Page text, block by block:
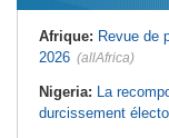
revendique un
financier du fonds
nature - Le procureur du
Pikine-Guédiawaye
de l'ordonnance de non-
Afrique: Revue de
2026 (allAfrica)
Nigeria: La
durcissement